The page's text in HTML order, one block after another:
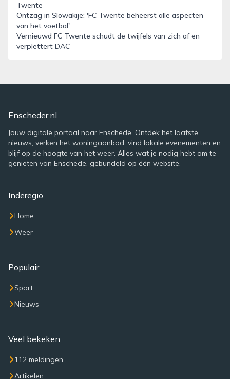
Twente
Ontzag in Slowakije: 'FC Twente beheerst alle aspecten
van het voetbal'
Vernieuwd FC Twente schudt de twijfels van zich af en
verplettert DAC
Enscheder.nl
Jouw digitale portaal naar Enschede. Ontdek het laatste
nieuws, verken het woningaanbod, vind lokale evenementen en
blijf op de hoogte van het weer. Alles wat je nodig hebt om te
genieten van Enschede, gebundeld op één website.
Inderegio
Home
Weer
Populair
Sport
Nieuws
Veel bekeken
112 meldingen
Artikelen